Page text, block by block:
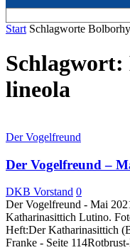
Start Schlagworte
lineola
Der Vogelfreund
Der Vogelfreund –
DKB Vorstand 0
Der Vogelfreund - Mai
Katharinasittich Lutino.
Heft:Der Katharinasittich
Franke - Seite